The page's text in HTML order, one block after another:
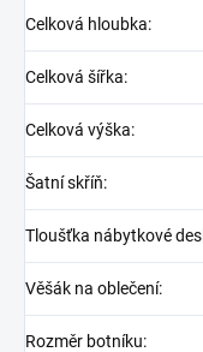
Celková hloubka:
Celková šířka:
Celková výška:
Šatní skříň:
Tloušťka nábytkové
Věšák na oblečení:
Rozměr botníku: